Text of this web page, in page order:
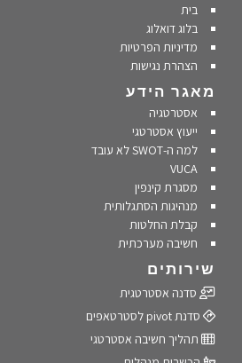
בית
בלוג דואלוג
מדיניות הפרטיות
הצהרת נגישות
מאגר הידע
אסטרטגיה
ייעוץ אסטרטגי
למה ה-SWOT לא עובד
VUCA
מסגרת קינפין
מנהיגות הסתגלותית
קבלת החלטות
חשיבה מערכתית
שירותים
סדנה אסטרטגית
סדנת pivot לסטרטאפים
תהליך חשיבה אסטרטגי